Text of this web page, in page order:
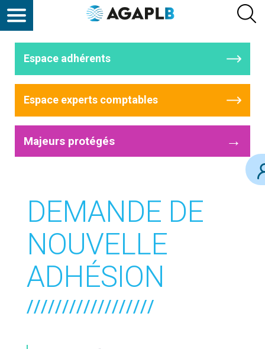
Espace adhérents
Espace experts comptables
Majeurs protégés →
DEMANDE DE
NOUVELLE
ADHÉSION
//////////////////